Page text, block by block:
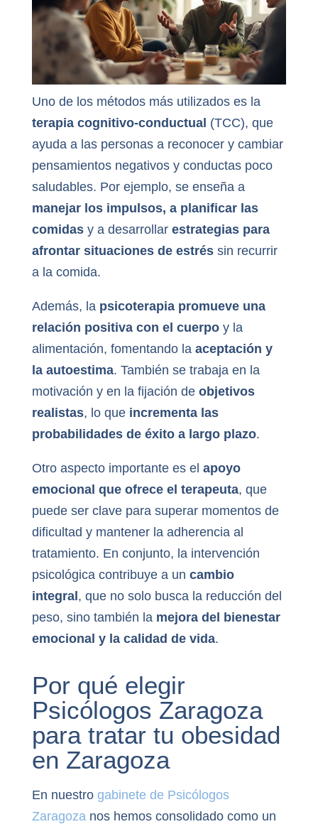
Uno de los métodos más utilizados es la
terapia cognitivo-conductual (TCC), que
ayuda a las personas a reconocer y cambiar
pensamientos negativos y conductas poco
saludables. Por ejemplo, se enseña a
manejar los impulsos, a planificar las
comidasy a desarrollar estrategias para
afrontar situaciones de estréssin recurrir
a la comida.
Además, la psicoterapia promueve una
relación positiva con el cuerpoy la
alimentación, fomentando la aceptación y
la autoestima. También se trabaja en la
motivación y en la fijación de objetivos
realistas, lo que incrementa las
probabilidades de éxito a largo plazo.
Otro aspecto importante es el apoyo
emocional que ofrece el terapeuta, que
puede ser clave para superar momentos de
dificultad y mantener la adherencia al
tratamiento. En conjunto, la intervención
psicológica contribuye a un cambio
integral , que no solo busca la reducción del
peso, sino también la mejora del bienestar
emocional y la calidad de vida.
Por qué elegir
Psicólogos Zaragoza
para tratar tu obesidad
en Zaragoza
En nuestro gabinete de Psicólogos
Zaragoza nos hemos consolidado como un